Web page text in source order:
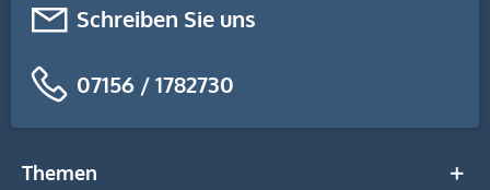
Schreiben Sie uns
07156 / 1782730
Themen